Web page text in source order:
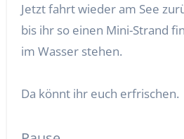
Jetzt fahrt wieder am See
bis ihr so einen Mini-Strand
im Wasser stehen.
Da könnt ihr euch erfrischen.